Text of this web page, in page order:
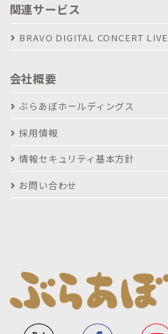
関連サービス
BRAVO DIGITAL CONCERT LIVE
会社概要
ぶらあぼホールディングス
採用情報
情報セキュリティ基本方針
お問い合わせ